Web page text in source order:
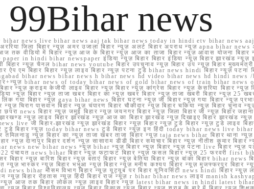
99Bihar news
news live bihar news aaj tak bihar news today in hindi etv bihar news aaj
जिला बिहार न्यूज़ अमर उजाला बिहार न्यूज़ अलर्ट बिहार अपराध न्यूज़ apna bihar
वीडियो में बिहार न्यूज़ आज के बिहार न्यूज़ आज का ताजा बिहार न्यूज़ आवास योजना बिहार
in hindi bihar newspaper इंडिया न्यूज़ बिहार बिहार इंडिया न्यूज़ बिहार झारखंड न्यूज़
बिहार न्यूज़ चैनल bihar news youtube बिहार उपचुनाव न्यूज़ बिहार उप न्यूज़ बिहार मुख्यमंत्री
ऐप एम बिहार बिहार न्यूज़ लाइव बिहार न्यूज़ पटना टुडे bihar news hindi बिहार न्यूज़ पटना
bihar news bihar news h bihar news hd video bihar news hd hindi
bihar news of today bihar news of gold bihar news of train bihar
न्यूज़ क्राइम केजीपी लाइव बिहार न्यूज़ बिहार न्यूज़ कांग्रेस बिहार न्यूज़ केसरिया बिहार
न्यूज़ बिहार न्यूज़ ताजा खबर बिहार का न्यूज़ खबर बिहार न्यूज़ ताजा खबरी बिहार न्यूज़ 25
लिंक गया बिहार न्यूज़ gaya bihar news बिहार घटना न्यूज़ जी बिहार न्यूज़ गया बिहार
चिराग पासवान बिहार न्यूज़ चंपारण बिहार चौकीदार न्यूज़ बिहार चकिया न्यूज़ बिहार
news बिहार न्यूज़ जमुई बिहार न्यूज़ जयनगर बिहार न्यूज़ जिला बिहार जी न्यूज़ बिहार
न्यूज़ लाइव बिहार झारखंड न्यूज़ आज का बिहार झारखंड न्यूज़ दिखाइए बिहार झारखंड
live जी बिहार-झारखंड न्यूज़ झारखंड बिहार न्यूज़ बिहार न्यूज़ टुडे बिहार न्यूज़ टुडे लाइव
टुडे बिहार न्यूज़ today bihar news टुडे बिहार न्यूज़ इन हिंदी today bihar news live
न्यूज़ बिहार का न्यूज़ ताजा खबर ताजा बिहार न्यूज़ taja news bihar बिहार थाना न्यूज़
न्यूज़ दानापुर बिहार दर्शन न्यूज़ सासाराम डीडी बिहार समाचार बिहार न्यूज़ नीतीश कुमार बिहार
news new bihar news न्यूज़ bihar न्यूज़ बिहार न्यूज़ बिहार न्यूज़ पटना live बिहार न्यूज़
पंचायत news bihar बिहार न्यूज़ फटाफट बिहार न्यूज़ फसल बिहार न्यूज़ 25 फरवरी first
बिहार न्यूज़ बारिश बिहार न्यूज़ बताएं बिहार न्यूज़ बेतिया बिहार न्यूज़ बांका बिहार bihar
न्यूज़ भास्कर न्यूज़ बिहार भभुआ न्यूज़ बिहार न्यूज़ मनीष कश्यप बिहार न्यूज़ मुजफ्फरपुर बिहार
news bihar मौसम विभाग बिहार न्यूज़ यूट्यूब पर बिहार यूनिवर्सिटी news hindi बिहार न्यूज़
न्यूज़ बिहार रोहतास न्यूज़ हिंदी बिहार राज न्यूज़ r bihar bihar news लाइव manish
न्यूज़ आज तक बिहार लोकल न्यूज़ लाइव बिहार न्यूज़ latest bihar news in hindi latest bihar